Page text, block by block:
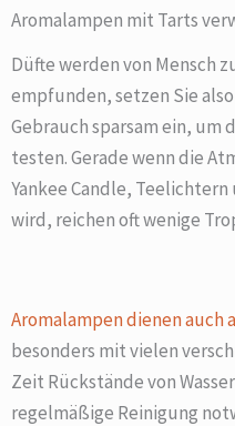
Aromalampen mit Tarts
Düfte werden von Mensch
empfunden, setzen Sie
Gebrauch sparsam ein,
testen. Gerade wenn die
Yankee Candle,
wird, reichen oft wenige
Aromalampen dienen auch
besonders mit vielen
Zeit Rückstände von
regelmäßige Reinigung